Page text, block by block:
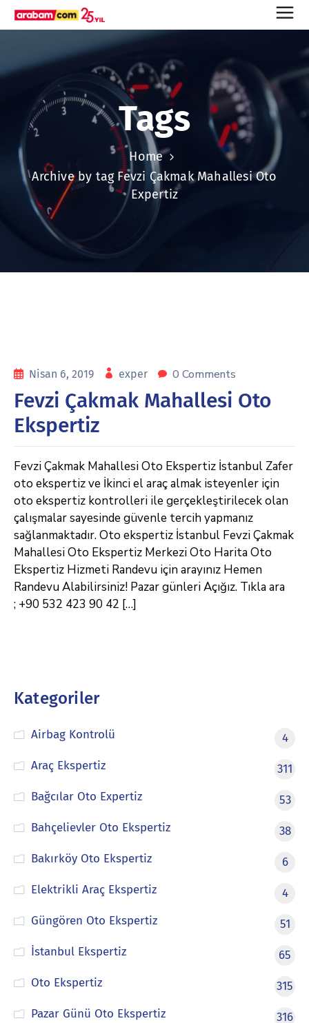
Tags
Home
Archive by tag Fevzi Çakmak Mahallesi Oto
Expertiz
Nisan 6, 2019 exper 0 Comments
Fevzi Çakmak Mahallesi Oto
Ekspertiz
Fevzi Çakmak Mahallesi Oto Ekspertiz İstanbul Zafer
oto ekspertiz ve İkinci el araç almak isteyenler için
oto ekspertiz kontrolleri ile gerçekleştirilecek olan
çalışmalar sayesinde güvenle tercih yapmanız
sağlanmaktadır. Oto ekspertiz İstanbul Fevzi Çakmak
Mahallesi Oto Ekspertiz Merkezi Oto Harita Oto
Ekspertiz Hizmeti Randevu için arayınız Hemen
Randevu Alabilirsiniz! Pazar günleri Açığız. Tıkla ara
; +90 532 423 90 42 […]
Kategoriler
Airbag Kontrolü
4
Araç Ekspertiz
311
Bağcılar Oto Expertiz
53
Bahçelievler Oto Ekspertiz
38
Bakırköy Oto Ekspertiz
6
Elektrikli Araç Ekspertiz
4
Güngören Oto Ekspertiz
51
İstanbul Ekspertiz
65
Oto Ekspertiz
315
Pazar Günü Oto Ekspertiz
316